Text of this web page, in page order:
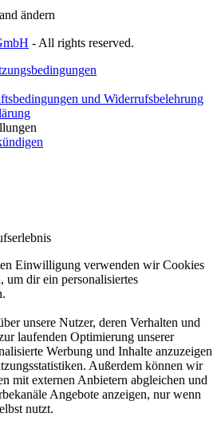
ändern
- All rights reserved.
und Widerrufsbelehrung
Einwilligung verwenden wir Cookies
um dir ein personalisiertes
unsere Nutzer, deren Verhalten und
laufenden Optimierung unserer
Werbung und Inhalte anzuzeigen
Außerdem können wir
mit externen Anbietern abgleichen und
Angebote anzeigen, nur wenn
nutzt.